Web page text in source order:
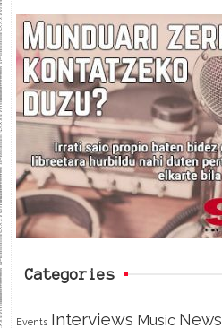
c
e
b
o
o
i
t
t
e
e
d
Categories
Events Interviews Music News